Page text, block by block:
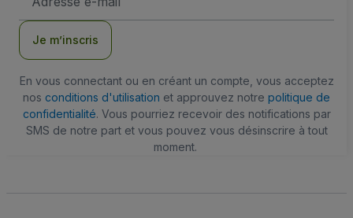
e-
Je m’inscris
En vous connectant ou en créant un compte, vous acceptez
nos conditions d'utilisation et approuvez notre politique de
confidentialité. Vous pourriez recevoir des notifications par
SMS de notre part et vous pouvez vous désinscrire à tout
moment.